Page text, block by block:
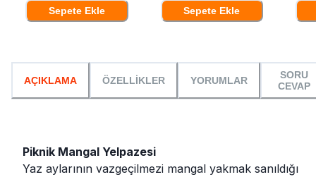
Sepete Ekle Sepete Ekle
AÇIKLAMA ÖZELLİKLER YORUMLAR
SORU
CEVAP
Piknik Mangal Yelpazesi
Yaz aylarının vazgeçilmezi mangal yakmak sanıldığı